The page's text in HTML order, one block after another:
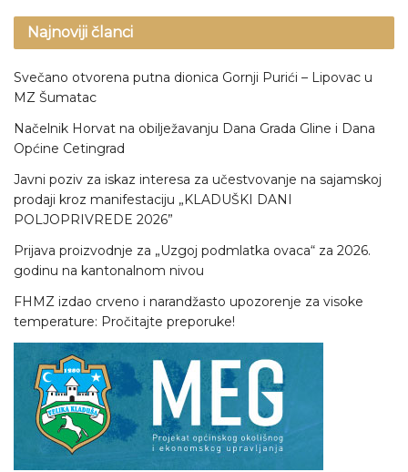
Najnoviji članci
Svečano otvorena putna dionica Gornji Purići – Lipovac u
MZ Šumatac
Načelnik Horvat na obilježavanju Dana Grada Gline i Dana
Općine Cetingrad
Javni poziv za iskaz interesa za učestvovanje na sajamskoj
prodaji kroz manifestaciju „KLADUŠKI DANI
POLJOPRIVREDE 2026”
Prijava proizvodnje za „Uzgoj podmlatka ovaca“ za 2026.
godinu na kantonalnom nivou
FHMZ izdao crveno i narandžasto upozorenje za visoke
temperature: Pročitajte preporuke!